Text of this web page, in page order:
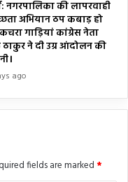
नगरपालिका की लापरवाही
अभियान ठप कबाड़ हो
गाड़ियां कांग्रेस नेता
ने दी उग्र आंदोलन की
ago
fields are marked *